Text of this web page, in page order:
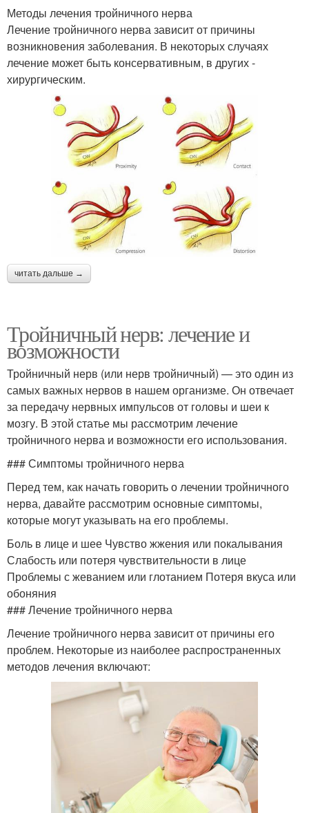
Методы лечения тройничного нерва
Лечение тройничного нерва зависит от причины
возникновения заболевания. В некоторых случаях
лечение может быть консервативным, в других -
хирургическим.
читать дальше →
Тройничный нерв: лечение и
возможности
Тройничный нерв (или нерв тройничный) — это один из
самых важных нервов в нашем организме. Он отвечает
за передачу нервных импульсов от головы и шеи к
мозгу. В этой статье мы рассмотрим лечение
тройничного нерва и возможности его использования.
### Симптомы тройничного нерва
Перед тем, как начать говорить о лечении тройничного
нерва, давайте рассмотрим основные симптомы,
которые могут указывать на его проблемы.
Боль в лице и шее Чувство жжения или покалывания
Слабость или потеря чувствительности в лице
Проблемы с жеванием или глотанием Потеря вкуса или
обоняния
### Лечение тройничного нерва
Лечение тройничного нерва зависит от причины его
проблем. Некоторые из наиболее распространенных
методов лечения включают: